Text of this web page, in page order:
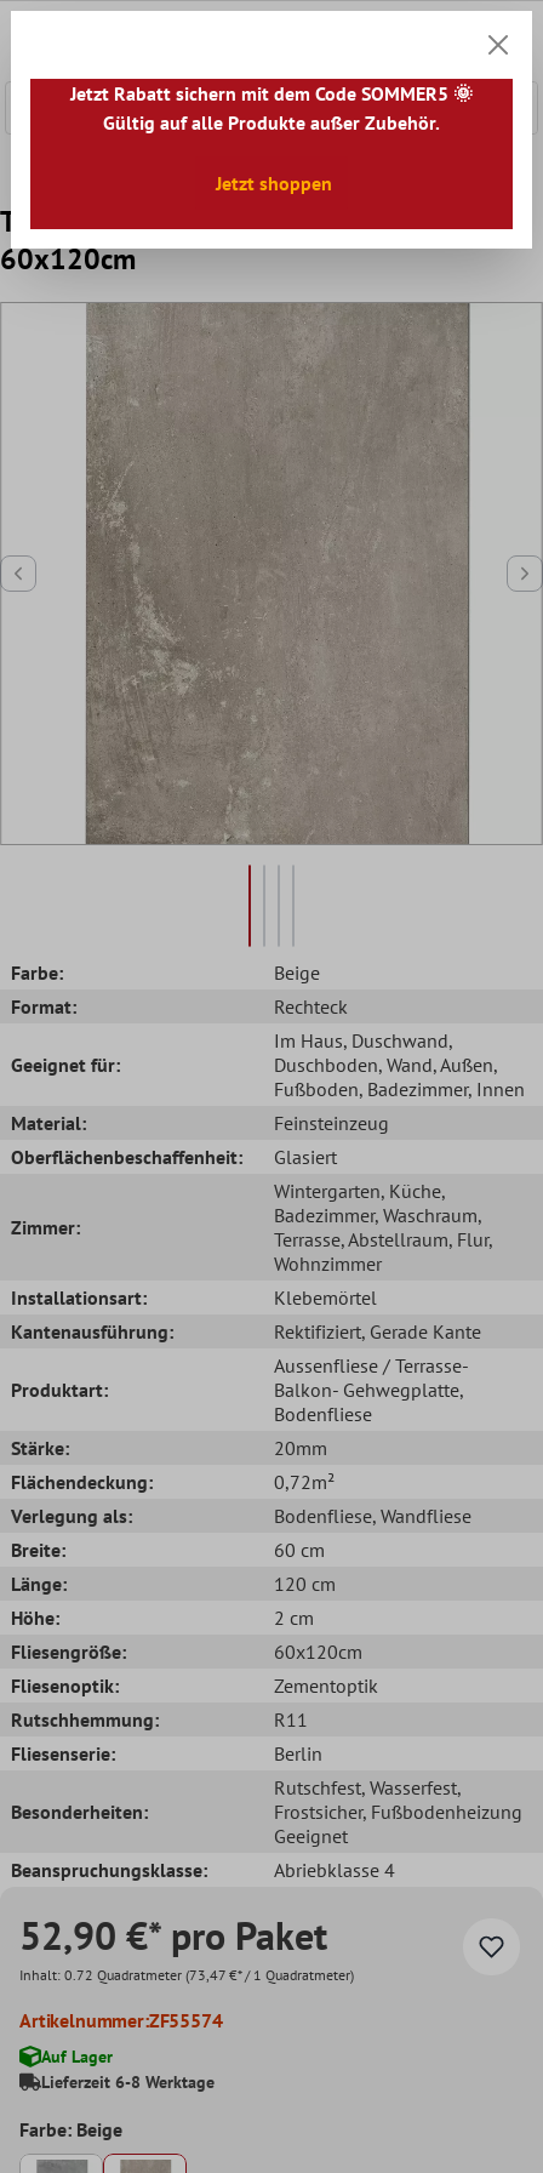
Terrassenplatten Zementoptik Berlin Beige
60x120cm
Farbe:
Beige
Format:
Rechteck
Geeignet für:
Im Haus, Duschwand,
Duschboden, Wand, Außen,
Fußboden, Badezimmer, Innen
Material:
Feinsteinzeug
Oberflächenbeschaffenheit:
Glasiert
Zimmer:
Wintergarten, Küche,
Badezimmer, Waschraum,
Terrasse, Abstellraum, Flur,
Wohnzimmer
Installationsart:
Klebemörtel
Kantenausführung:
Rektifiziert, Gerade Kante
Produktart:
Aussenfliese / Terrasse-
Balkon- Gehwegplatte,
Bodenfliese
Stärke:
20mm
Flächendeckung:
0,72m²
Verlegung als:
Bodenfliese, Wandfliese
Breite:
60 cm
Länge:
120 cm
Höhe:
2 cm
Fliesengröße:
60x120cm
Fliesenoptik:
Zementoptik
Rutschhemmung:
R11
Fliesenserie:
Berlin
Besonderheiten:
Rutschfest, Wasserfest,
Frostsicher, Fußbodenheizung
Geeignet
Beanspruchungsklasse:
Abriebklasse 4
52,90 €* pro Paket
Inhalt: 0.72 Quadratmeter (73,47 €* / 1 Quadratmeter)
Artikelnummer:ZF55574
Auf Lager
Lieferzeit 6-8 Werktage
Farbe: Beige
Jetzt Rabatt sichern mit dem Code SOMMER5 🌞
Gültig auf alle Produkte außer Zubehör.
Jetzt shoppen